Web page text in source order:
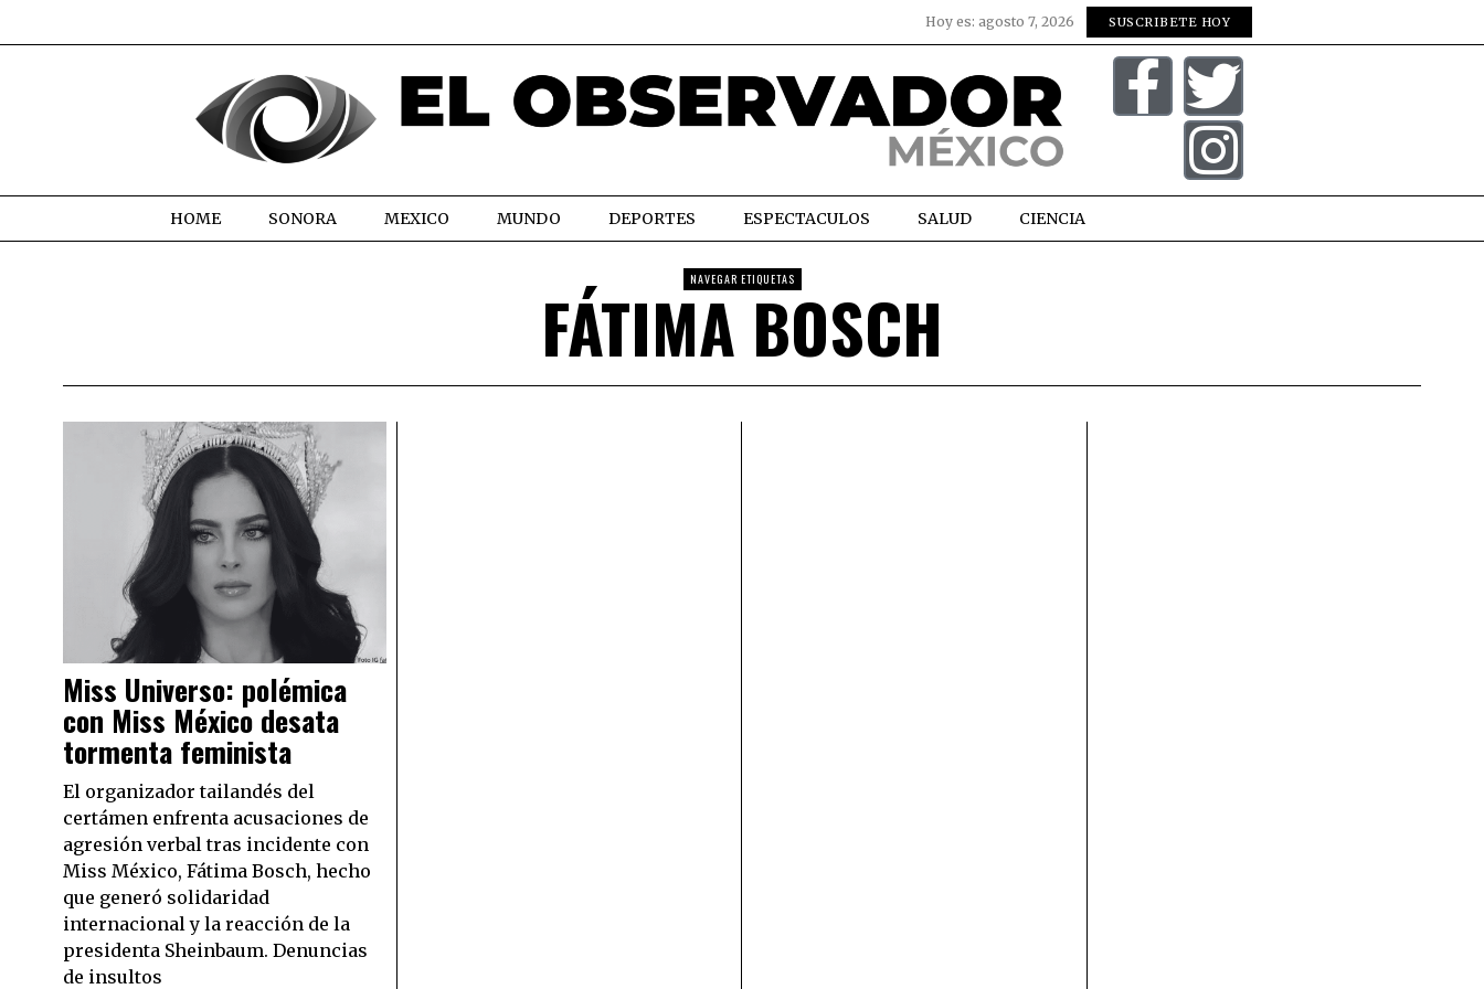
Hoy es: agosto 7, 2026 SUSCRIBETE HOY
HOME SONORA MEXICO MUNDO DEPORTES ESPECTACULOS SALUD CIENCIA
NAVEGAR ETIQUETAS
FÁTIMA BOSCH
Miss Universo: polémica
con Miss México desata
tormenta feminista
El organizador tailandés del
certámen enfrenta acusaciones de
agresión verbal tras incidente con
Miss México, Fátima Bosch, hecho
que generó solidaridad
internacional y la reacción de la
presidenta Sheinbaum. Denuncias
de insultos